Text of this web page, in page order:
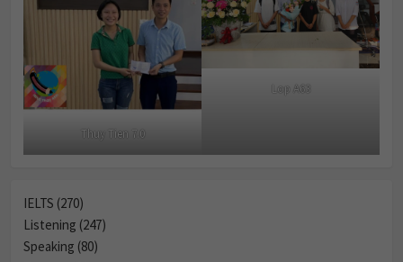
Listening (247)
Speaking (80)
Từ vựng (61)